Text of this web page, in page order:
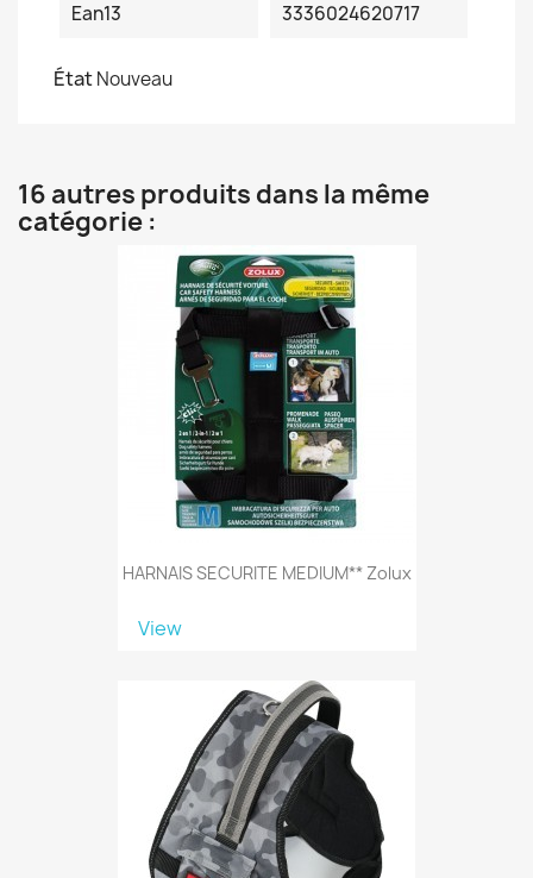
Ean13
3336024620717
ÉtatNouveau
16 autres produits dans la même
catégorie :
HARNAIS SECURITE MEDIUM** Zolux
View